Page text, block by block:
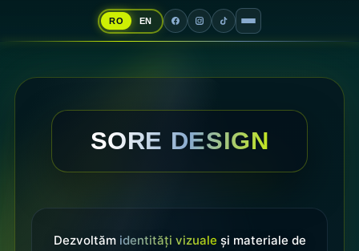
RO EN
SORE DESIGN
Dezvoltăm identități vizuale și materiale de